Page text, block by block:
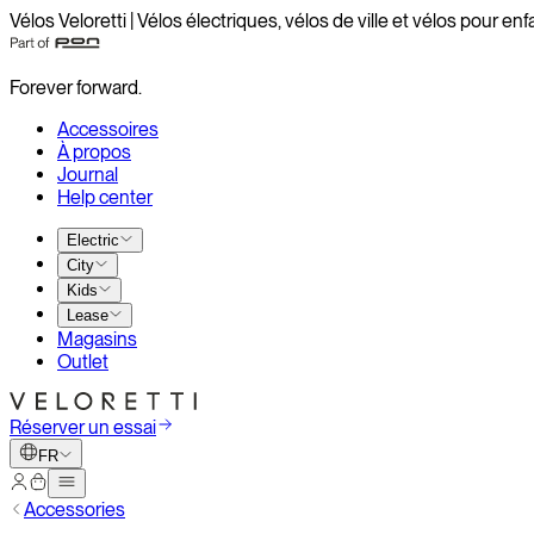
Vélos Veloretti | Vélos électriques, vélos de ville et vélos pour
Forever forward.
Accessoires
À propos
Journal
Help center
Electric
City
Kids
Lease
Magasins
Outlet
Réserver un essai
FR
Accessories